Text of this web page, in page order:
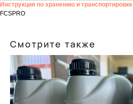
Инструкция по хранению и транспортировке
FCSPRO
Смотрите также